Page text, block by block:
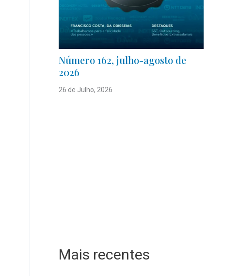
Número 162, julho-agosto de
2026
26 de Julho, 2026
Mais recentes